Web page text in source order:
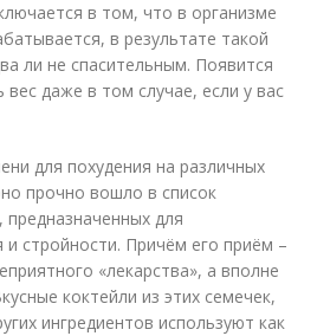
в том, что в организме
в результате такой
ли не спасительным. Появится
даже в том случае, если у вас
для похудения на различных
прочно вошло в список
для
стройности. Причём его приём –
«лекарства», а вполне
коктейли из этих семечек,
ингредиентов используют как